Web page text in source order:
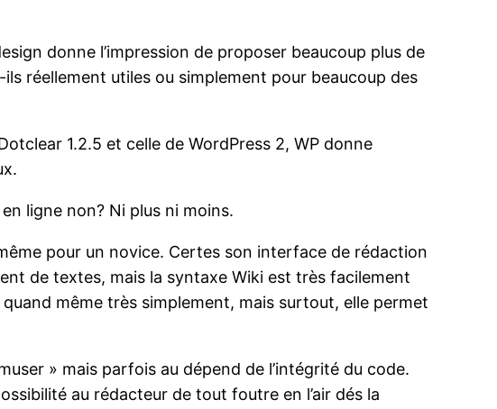
donne l’impression de proposer beaucoup plus de
réellement utiles ou simplement pour beaucoup des
1.2.5 et celle de WordPress 2, WP donne
ligne non? Ni plus ni moins.
pour un novice. Certes son interface de rédaction
de textes, mais la syntaxe Wiki est très facilement
même très simplement, mais surtout, elle permet
» mais parfois au dépend de l’intégrité du code.
au rédacteur de tout foutre en l’air dés la